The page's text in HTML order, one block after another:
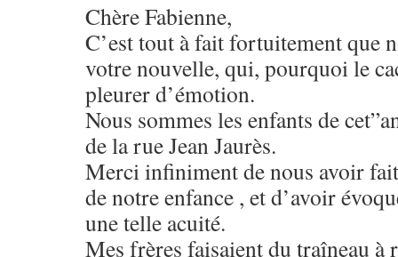
Chère Fabienne,
C’est tout à fait fortuitement que
votre nouvelle, qui, pourquoi le
pleurer d’émotion.
Nous sommes les enfants de
de la rue Jean Jaurès.
Merci infiniment de nous avoir
de notre enfance , et d’avoir
une telle acuité.
Mes frères faisaient du traîneau à